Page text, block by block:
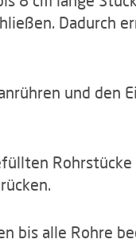
Dadurch
und den
bis alle Rohre